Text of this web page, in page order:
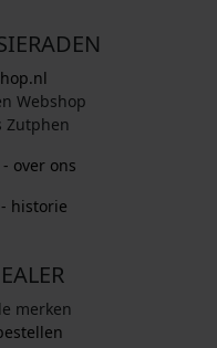
Webshop
Zutphen
over ons
historie
merken